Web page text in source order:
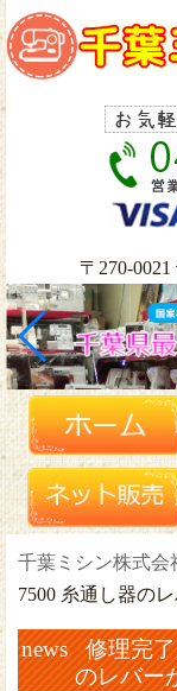
〒270-
千葉ミシン株式会
7500 糸通し器の
news 修理完
のレバー